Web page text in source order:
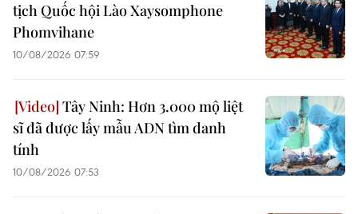
tịch Quốc hội Lào Xaysomphone
Phomvihane
10/08/2026 07:59
Tây Ninh: Hơn 3.000 mộ liệt
sĩ đã được lấy mẫu ADN tìm danh
tính
10/08/2026 07:53